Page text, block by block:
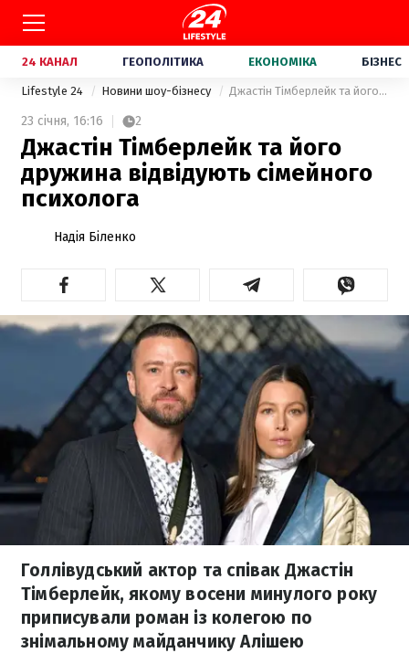
24 КАНАЛ ГЕОПОЛІТИКА ЕКОНОМІКА БІЗНЕС
Lifestyle 24 Новини шоу-бізнесу Джастін Тімберлейк та його дружина відвідують сімейного психолога
23 січня, 16:16 2
Джастін Тімберлейк та його
дружина відвідують сімейного
психолога
Надія Біленко
Голлівудський актор та співак Джастін
Тімберлейк, якому восени минулого року
приписували роман із колегою по
знімальному майданчику Алішею